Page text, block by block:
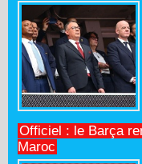
Officiel : le Barça
Maroc